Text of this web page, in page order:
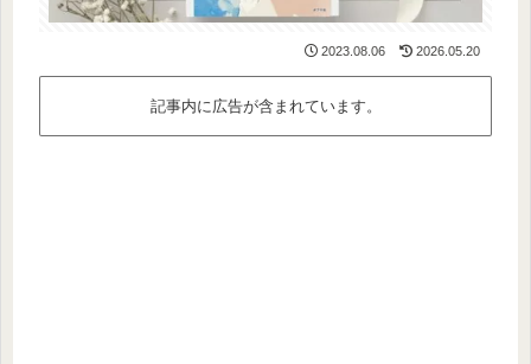
2023.08.06 2026.05.20
記事内に広告が含まれています。